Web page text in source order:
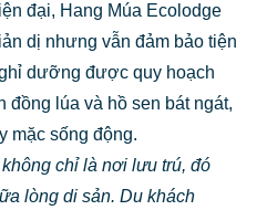
đại, Hang Múa Ecolodge
dị nhưng vẫn đảm bảo tiện
dưỡng được quy hoạch
đồng lúa và hồ sen bát ngát,
mặc sống động.
chỉ là nơi lưu trú, đó
lòng di sản. Du khách